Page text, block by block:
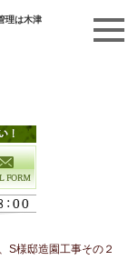
理は木津
S様邸造園工事その２